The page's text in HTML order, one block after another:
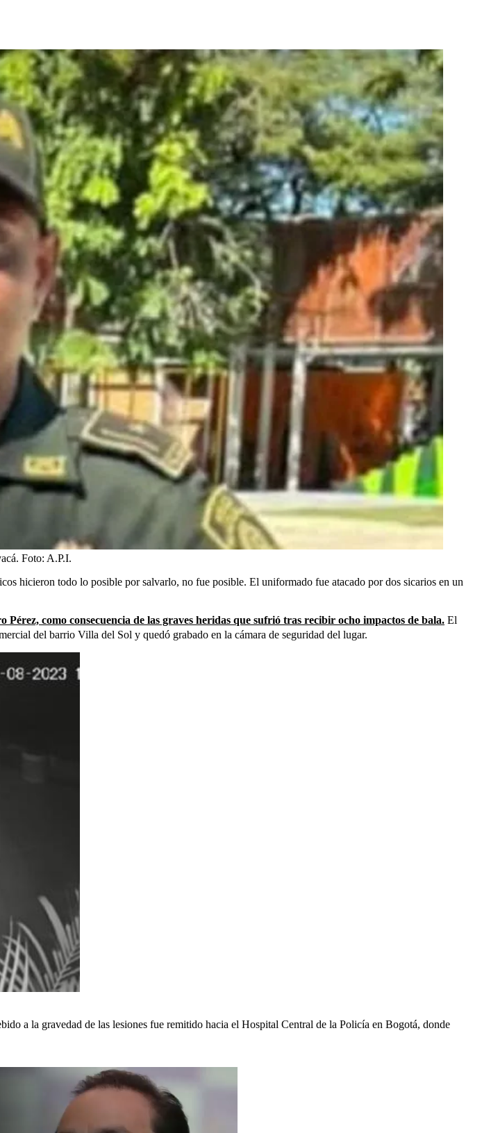
Foto: A.P.I.
hicieron todo lo posible por salvarlo, no fue posible. El uniformado fue atacado por dos sicarios en un
como consecuencia de las graves heridas que sufrió tras recibir ocho impactos de bala. El
del barrio Villa del Sol y quedó grabado en la cámara de seguridad del lugar.
a la gravedad de las lesiones fue remitido hacia el Hospital Central de la Policía en Bogotá, donde